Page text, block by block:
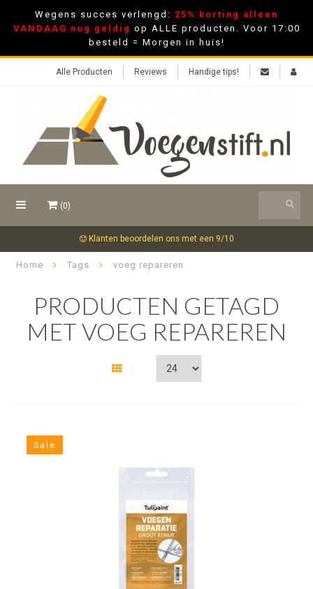
Wegens succes verlengd: 25% korting alleen
VANDAAG nog geldig op ALLE producten. Voor 17:00
besteld = Morgen in huis!
Alle Producten Reviews Handige tips!
(0)
Klanten beoordelen ons met een 9/10
Home Tags voeg repareren
PRODUCTEN GETAGD
MET VOEG REPAREREN
Sale